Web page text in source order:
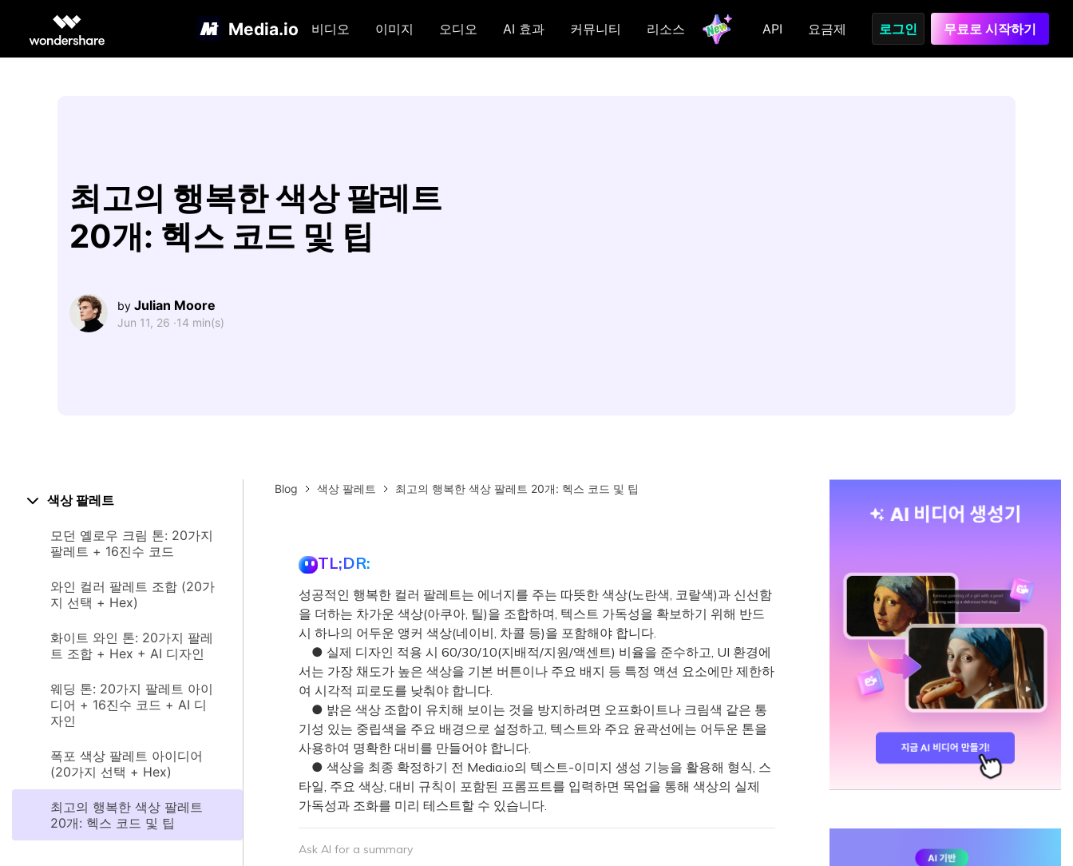
Media.io 비디오 이미지 오디오 AI 효과 커뮤니티 리소스 API 요금제 로그인 무료로 시작하기
최고의 행복한 색상 팔레트
20개: 헥스 코드 및 팁
by Julian Moore
Jun 11, 26 ·14 min(s)
색상 팔레트
모던 옐로우 크림 톤: 20가지
팔레트 + 16진수 코드
와인 컬러 팔레트 조합 (20가
지 선택 + Hex)
화이트 와인 톤: 20가지 팔레
트 조합 + Hex + AI 디자인
웨딩 톤: 20가지 팔레트 아이
디어 + 16진수 코드 + AI 디
자인
폭포 색상 팔레트 아이디어
(20가지 선택 + Hex)
최고의 행복한 색상 팔레트
20개: 헥스 코드 및 팁
Blog 색상 팔레트 최고의 행복한 색상 팔레트 20개: 헥스 코드 및 팁
TL;DR:
성공적인 행복한 컬러 팔레트는 에너지를 주는 따뜻한 색상(노란색, 코랄색)과 신선함
을 더하는 차가운 색상(아쿠아, 틸)을 조합하며, 텍스트 가독성을 확보하기 위해 반드
시 하나의 어두운 앵커 색상(네이비, 차콜 등)을 포함해야 합니다.
● 실제 디자인 적용 시 60/30/10(지배적/지원/액센트) 비율을 준수하고, UI 환경에
서는 가장 채도가 높은 색상을 기본 버튼이나 주요 배지 등 특정 액션 요소에만 제한하
여 시각적 피로도를 낮춰야 합니다.
● 밝은 색상 조합이 유치해 보이는 것을 방지하려면 오프화이트나 크림색 같은 통
기성 있는 중립색을 주요 배경으로 설정하고, 텍스트와 주요 윤곽선에는 어두운 톤을
사용하여 명확한 대비를 만들어야 합니다.
● 색상을 최종 확정하기 전 Media.io의 텍스트-이미지 생성 기능을 활용해 형식, 스
타일, 주요 색상, 대비 규칙이 포함된 프롬프트를 입력하면 목업을 통해 색상의 실제
가독성과 조화를 미리 테스트할 수 있습니다.
Ask AI for a summary